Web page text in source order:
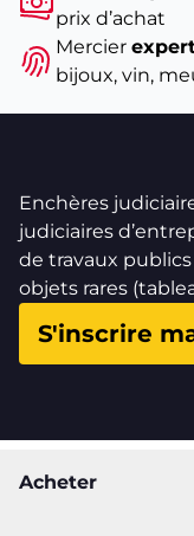
prix d’achat
Mercier
bijoux, vin,
Enchères
judiciaires
de travaux
objets rares
S'inscrire
Acheter